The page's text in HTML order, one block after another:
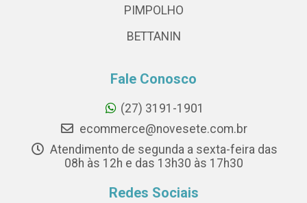
PIMPOLHO
BETTANIN
Fale Conosco
(27) 3191-1901
ecommerce@novesete.com.br
Atendimento de segunda a sexta-feira das
08h às 12h e das 13h30 às 17h30
Redes Sociais